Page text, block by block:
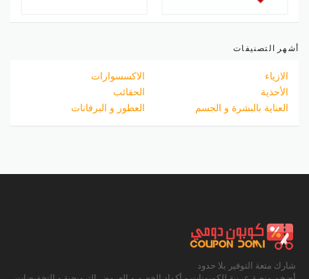
أشهر التصنيفات
الازياء
الاكسسوارات
الأحذية
الحقائب
العناية بالبشرة و الجسم
العطور و البرفانات
شارك متعة التوفير بلا حدود